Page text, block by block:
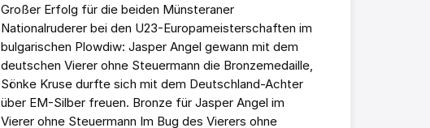
Großer Erfolg für die beiden Münsteraner
Nationalruderer bei den U23-Europameisterschaften im
bulgarischen Plowdiw: Jasper Angel gewann mit dem
deutschen Vierer ohne Steuermann die Bronzemedaille,
Sönke Kruse durfte sich mit dem Deutschland-Achter
über EM-Silber freuen. Bronze für Jasper Angel im
Vierer ohne Steuermann Im Bug des Vierers ohne